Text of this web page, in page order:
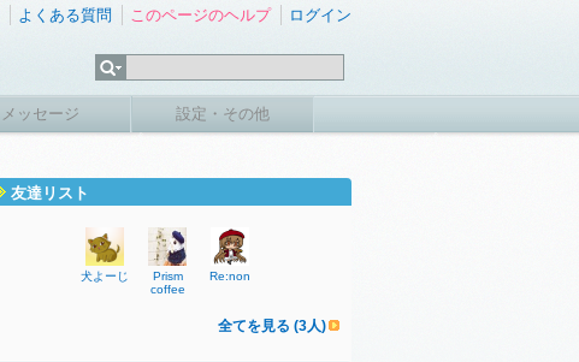
よくある質問 このページのヘルプ ログイン
メッセージ 設定・その他
友達リスト
犬よーじ
Prism
coffee
Re:non
全てを見る (3人)